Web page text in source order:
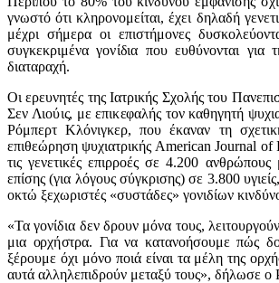
γνωστό ότι κληρονομείται, έχει δηλαδή
μέχρι σήμερα οι επιστήμονες
συγκεκριμένα γονίδια που ευθύνονται
διαταραχή.
Οι ερευνητές της Ιατρικής Σχολής του
Σεν Λιούις, με επικεφαλής τον καθηγητή
Ρόμπερτ Κλόνιγκερ, που έκαναν τη
επιθεώρηση ψυχιατρικής American Journal
τις γενετικές επιρροές σε 4.200 ανθρώπους
επίσης (για λόγους σύγκρισης) σε 3.800
οκτώ ξεχωριστές «συστάδες» γονιδίων
«Τα γονίδια δεν δρουν μόνα τους,
μια ορχήστρα. Για να κατανοήσουμε πώς
ξέρουμε όχι μόνο ποιά είναι τα μέλη της
αυτά αλληλεπιδρούν μεταξύ τους», δήλωσε ο